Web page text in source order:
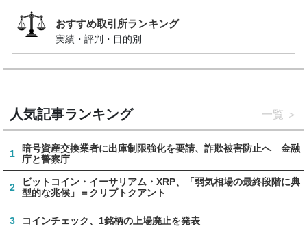
おすすめ取引所ランキング
実績・評判・目的別
人気記事ランキング 一覧
1
暗号資産交換業者に出庫制限強化を要請、詐欺被害防止へ 金融
庁と警察庁
2
ビットコイン・イーサリアム・XRP、「弱気相場の最終段階に典
型的な兆候」＝クリプトクアント
3 コインチェック、1銘柄の上場廃止を発表